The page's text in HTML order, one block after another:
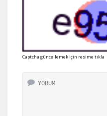
Captcha güncellemek için resime tıkla